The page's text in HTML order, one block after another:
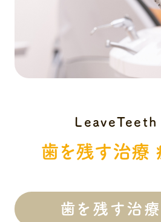
歯を残す治療
歯を残す治